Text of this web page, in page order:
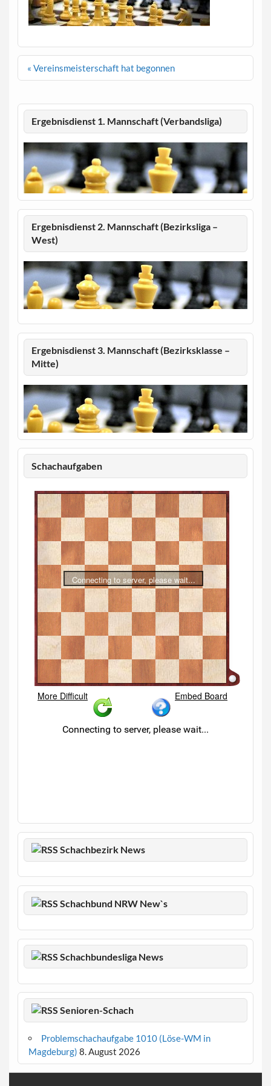
Beitragsnavigation
« Vereinsmeisterschaft hat begonnen
Ergebnisdienst 1. Mannschaft (Verbandsliga)
Ergebnisdienst 2. Mannschaft (Bezirksliga –
West)
Ergebnisdienst 3. Mannschaft (Bezirksklasse –
Mitte)
Schachaufgaben
Schachbezirk News
Schachbund NRW New`s
Schachbundesliga News
Senioren-Schach
Problemschachaufgabe 1010 (Löse-WM in
Magdeburg) 8. August 2026